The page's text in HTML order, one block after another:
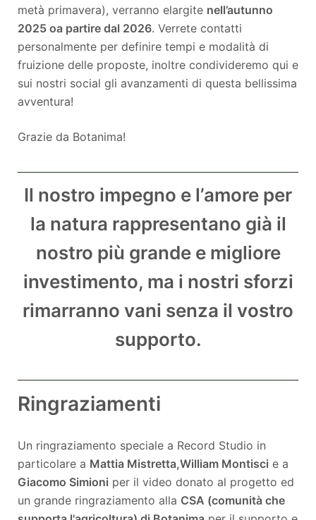
metà primavera), verranno elargite nell’autunno
2025 oa partire dal 2026. Verrete contatti
personalmente per definire tempi e modalità di
fruizione delle proposte, inoltre condivideremo qui e
sui nostri social gli avanzamenti di questa bellissima
avventura!
Grazie da Botanima!
Il nostro impegno e l’amore per
la natura rappresentano già il
nostro più grande e migliore
investimento, ma i nostri sforzi
rimarranno vani senza il vostro
supporto.
Ringraziamenti
Un ringraziamento speciale a Record Studio in
particolare a Mattia Mistretta,William Montisci e a
Giacomo Simioni per il video donato al progetto ed
un grande ringraziamento alla CSA (comunità che